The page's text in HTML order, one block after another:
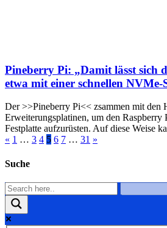
Pineberry Pi: „Damit lässt sich
etwa mit einer schnellen NVMe-
Der >>Pineberry Pi<< zsammen mit den
Erweiterungsplatinen, um den Raspberry
Festplatte aufzurüsten. Auf diese Weise
« 1 … 3 4 5 6 7 … 31 »
Suche